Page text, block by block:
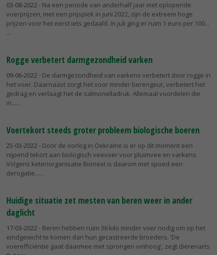
03-08-2022 - Na een periode van anderhalf jaar met oplopende
voerprijzen, met een prijspiek in juni 2022, zijn de extreem hoge
prijzen voor het eerst iets gedaald. In juli ging er ruim 1 euro per 100...
Rogge verbetert darmgezondheid varken
09-06-2022 - De darmgezondheid van varkens verbetert door rogge in
het voer. Daarnaast zorgt het voor minder berengeur, verbetert het
gedrag en verlaagt het de salmonelladruk. Allemaal voordelen die
in...
Voertekort steeds groter probleem biologische boeren
25-03-2022 - Door de oorlog in Oekraïne is er op dit moment een
nijpend tekort aan biologisch veevoer voor pluimvee en varkens.
Volgens ketenorganisatie Bionext is daarom met spoed een
derogatie...
Huidige situatie zet mesten van beren weer in ander
daglicht
17-03-2022 - Beren hebben ruim 36 kilo minder voer nodig om op het
eindgewicht te komen dan hun gecastreerde broeders. 'De
voerefficiëntie gaat daarmee met sprongen omhoog', zegt dierenarts